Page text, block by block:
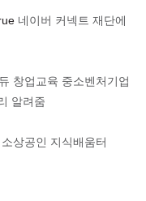
네이버 커넥트 재단에
창업교육 중소벤처기업
알려줌
소상공인 지식배움터